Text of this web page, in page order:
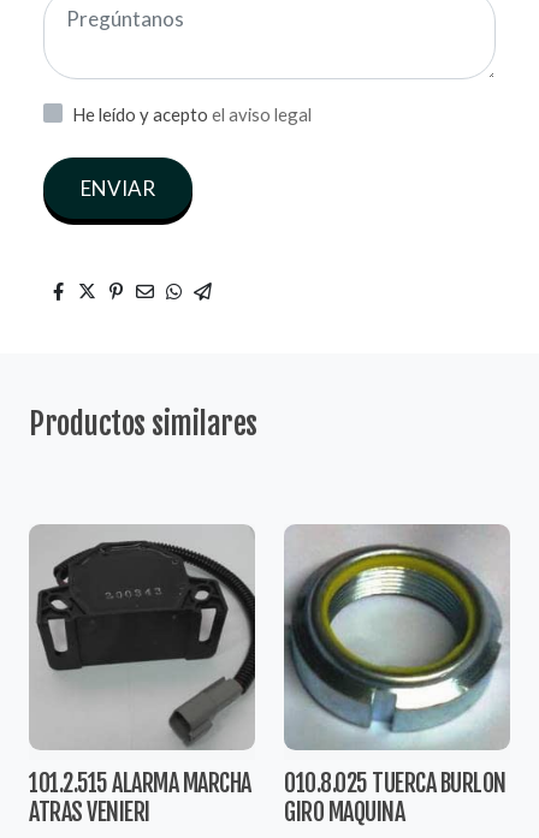
He leído y acepto el aviso legal
ENVIAR
Productos similares
101.2.515 ALARMA MARCHA
ATRAS VENIERI
010.8.025 TUERCA BURLON
GIRO MAQUINA